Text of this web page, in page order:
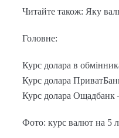
Читайте також: Яку
Головне:
Курс долара в
Курс долара
Курс долара Ощадбанк
Фото: курс валют на 5